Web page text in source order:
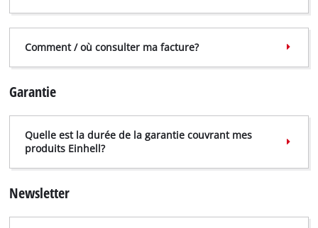
Comment / où consulter ma facture?
Garantie
Quelle est la durée de la garantie couvrant mes
produits Einhell?
Newsletter